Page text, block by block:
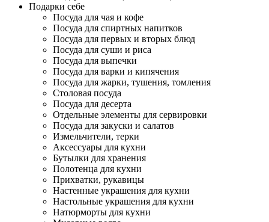
Подарки себе
Посуда для чая и кофе
Посуда для спиртных напитков
Посуда для первых и вторых блюд
Посуда для суши и риса
Посуда для выпечки
Посуда для варки и кипячения
Посуда для жарки, тушения, томления
Столовая посуда
Посуда для десерта
Отдельные элементы для сервировки
Посуда для закуски и салатов
Измельчители, терки
Аксессуары для кухни
Бутылки для хранения
Полотенца для кухни
Прихватки, рукавицы
Настенные украшения для кухни
Настольные украшения для кухни
Натюрморты для кухни